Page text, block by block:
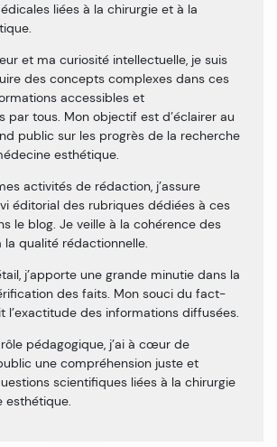
liées à la chirurgie et à la
et ma curiosité intellectuelle, je suis
des concepts complexes dans ces
accessibles et
par tous. Mon objectif est d’éclairer au
public sur les progrès de la recherche
esthétique.
activités de rédaction, j’assure
éditorial des rubriques dédiées à ces
le blog. Je veille à la cohérence des
qualité rédactionnelle.
j’apporte une grande minutie dans la
des faits. Mon souci du fact-
l’exactitude des informations diffusées.
pédagogique, j’ai à cœur de
une compréhension juste et
scientifiques liées à la chirurgie
esthétique.